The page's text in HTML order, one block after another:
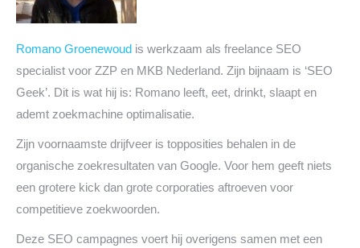
Romano Groenewoud is werkzaam als freelance SEO
specialist voor ZZP en MKB Nederland. Zijn bijnaam is ‘SEO
Geek’. Dit is wat hij is: Romano leeft, eet, drinkt, slaapt en
ademt zoekmachine optimalisatie.
Zijn voornaamste drijfveer is topposities behalen in de
organische zoekresultaten van Google. Voor hem geeft niets
een grotere kick dan grote corporaties aftroeven voor
competitieve zoekwoorden.
Deze SEO campagnes voert hij overigens samen met een